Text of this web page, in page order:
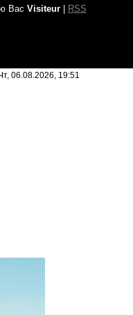
Вас Visiteur| RSS
06.08.2026, 19:51